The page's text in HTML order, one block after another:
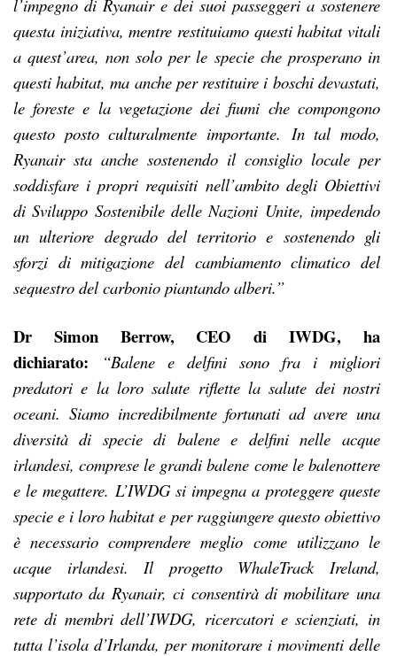
l’impegno di Ryanair e dei suoi passeggeri a sostenere
questa iniziativa, mentre restituiamo questi habitat vitali
a quest’area, non solo per le specie che prosperano in
questi habitat, ma anche per restituire i boschi devastati,
le foreste e la vegetazione dei fiumi che compongono
questo posto culturalmente importante. In tal modo,
Ryanair sta anche sostenendo il consiglio locale per
soddisfare i propri requisiti nell’ambito degli Obiettivi
di Sviluppo Sostenibile delle Nazioni Unite, impedendo
un ulteriore degrado del territorio e sostenendo gli
sforzi di mitigazione del cambiamento climatico del
sequestro del carbonio piantando alberi.”
Dr Simon Berrow, CEO di IWDG, ha
dichiarato:
“Balene e delfini sono fra i migliori
predatori e la loro salute riflette la salute dei nostri
oceani. Siamo incredibilmente fortunati ad avere una
diversità di specie di balene e delfini nelle acque
irlandesi, comprese le grandi balene come le balenottere
e le megattere. L’IWDG si impegna a proteggere queste
specie e i loro habitat e per raggiungere questo obiettivo
è necessario comprendere meglio come utilizzano le
acque irlandesi. Il progetto WhaleTrack Ireland,
supportato da Ryanair, ci consentirà di mobilitare una
rete di membri dell’IWDG, ricercatori e scienziati, in
tutta l’isola d’Irlanda, per monitorare i movimenti delle